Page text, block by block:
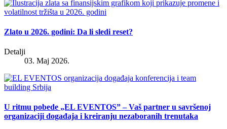
Zlato u 2026. godini: Da li sledi reset?
Detalji
03. Maj 2026.
U ritmu pobede „EL EVENTOS” – Vaš partner u savršenoj
organizaciji događaja i kreiranju nezaboranih trenutaka